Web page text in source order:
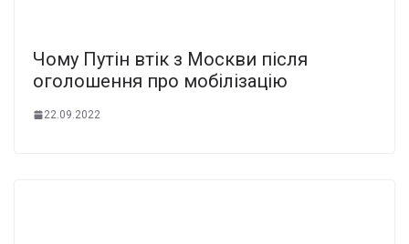
Чому Путін втік з Москви після
оголошення про мобілізацію
22.09.2022